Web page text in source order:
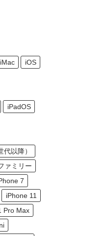
iMac
iOS
iPadOS
以降）
ァミリー
7
iPhone 11
Pro Max